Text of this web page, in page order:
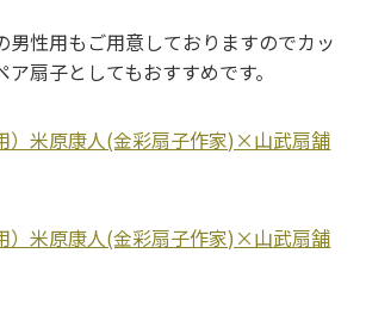
男性用もご用意しておりますのでカッ
扇子としてもおすすめです。
）米原康人(金彩扇子作家)×山武扇舗
）米原康人(金彩扇子作家)×山武扇舗